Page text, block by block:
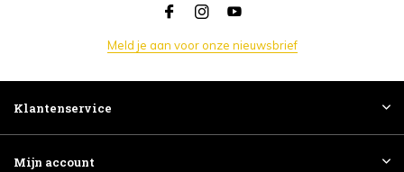
Meld je aan voor onze nieuwsbrief
Klantenservice
Mijn account